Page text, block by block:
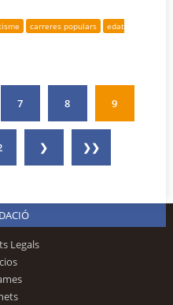
carreres populars
edat
7 8 9
❯ ❯❯
Legals